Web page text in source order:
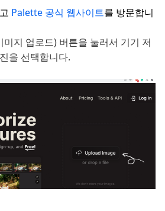
Palette 공식 웹사이트를 방문합니
지 업로드) 버튼을 눌러서 기기 저
을 선택합니다.